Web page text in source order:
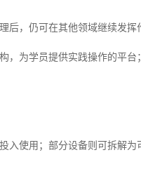
后，仍可在其他领域继续发挥
，为学员提供实践操作的平
入使用；部分设备则可拆解为